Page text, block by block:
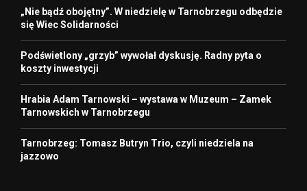
„Nie bądź obojętny”. W niedzielę w Tarnobrzegu odbędzie
się Wiec Solidarności
Podświetlony „grzyb” wywołał dyskusję. Radny pyta o
koszty inwestycji
Hrabia Adam Tarnowski – wystawa w Muzeum – Zamek
Tarnowskich w Tarnobrzegu
Tarnobrzeg: Tomasz Butryn Trio, czyli niedziela na
jazzowo